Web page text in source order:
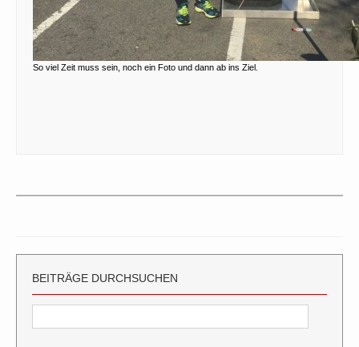
So viel Zeit muss sein, noch ein Foto und dann ab ins Ziel.
BEITRÄGE DURCHSUCHEN